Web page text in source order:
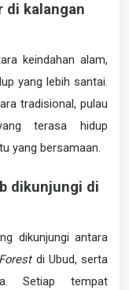
di kalangan
keindahan alam,
yang lebih santai.
tradisional, pulau
terasa hidup
yang bersamaan.
dikunjungi di
dikunjungi antara
di Ubud, serta
Setiap tempat